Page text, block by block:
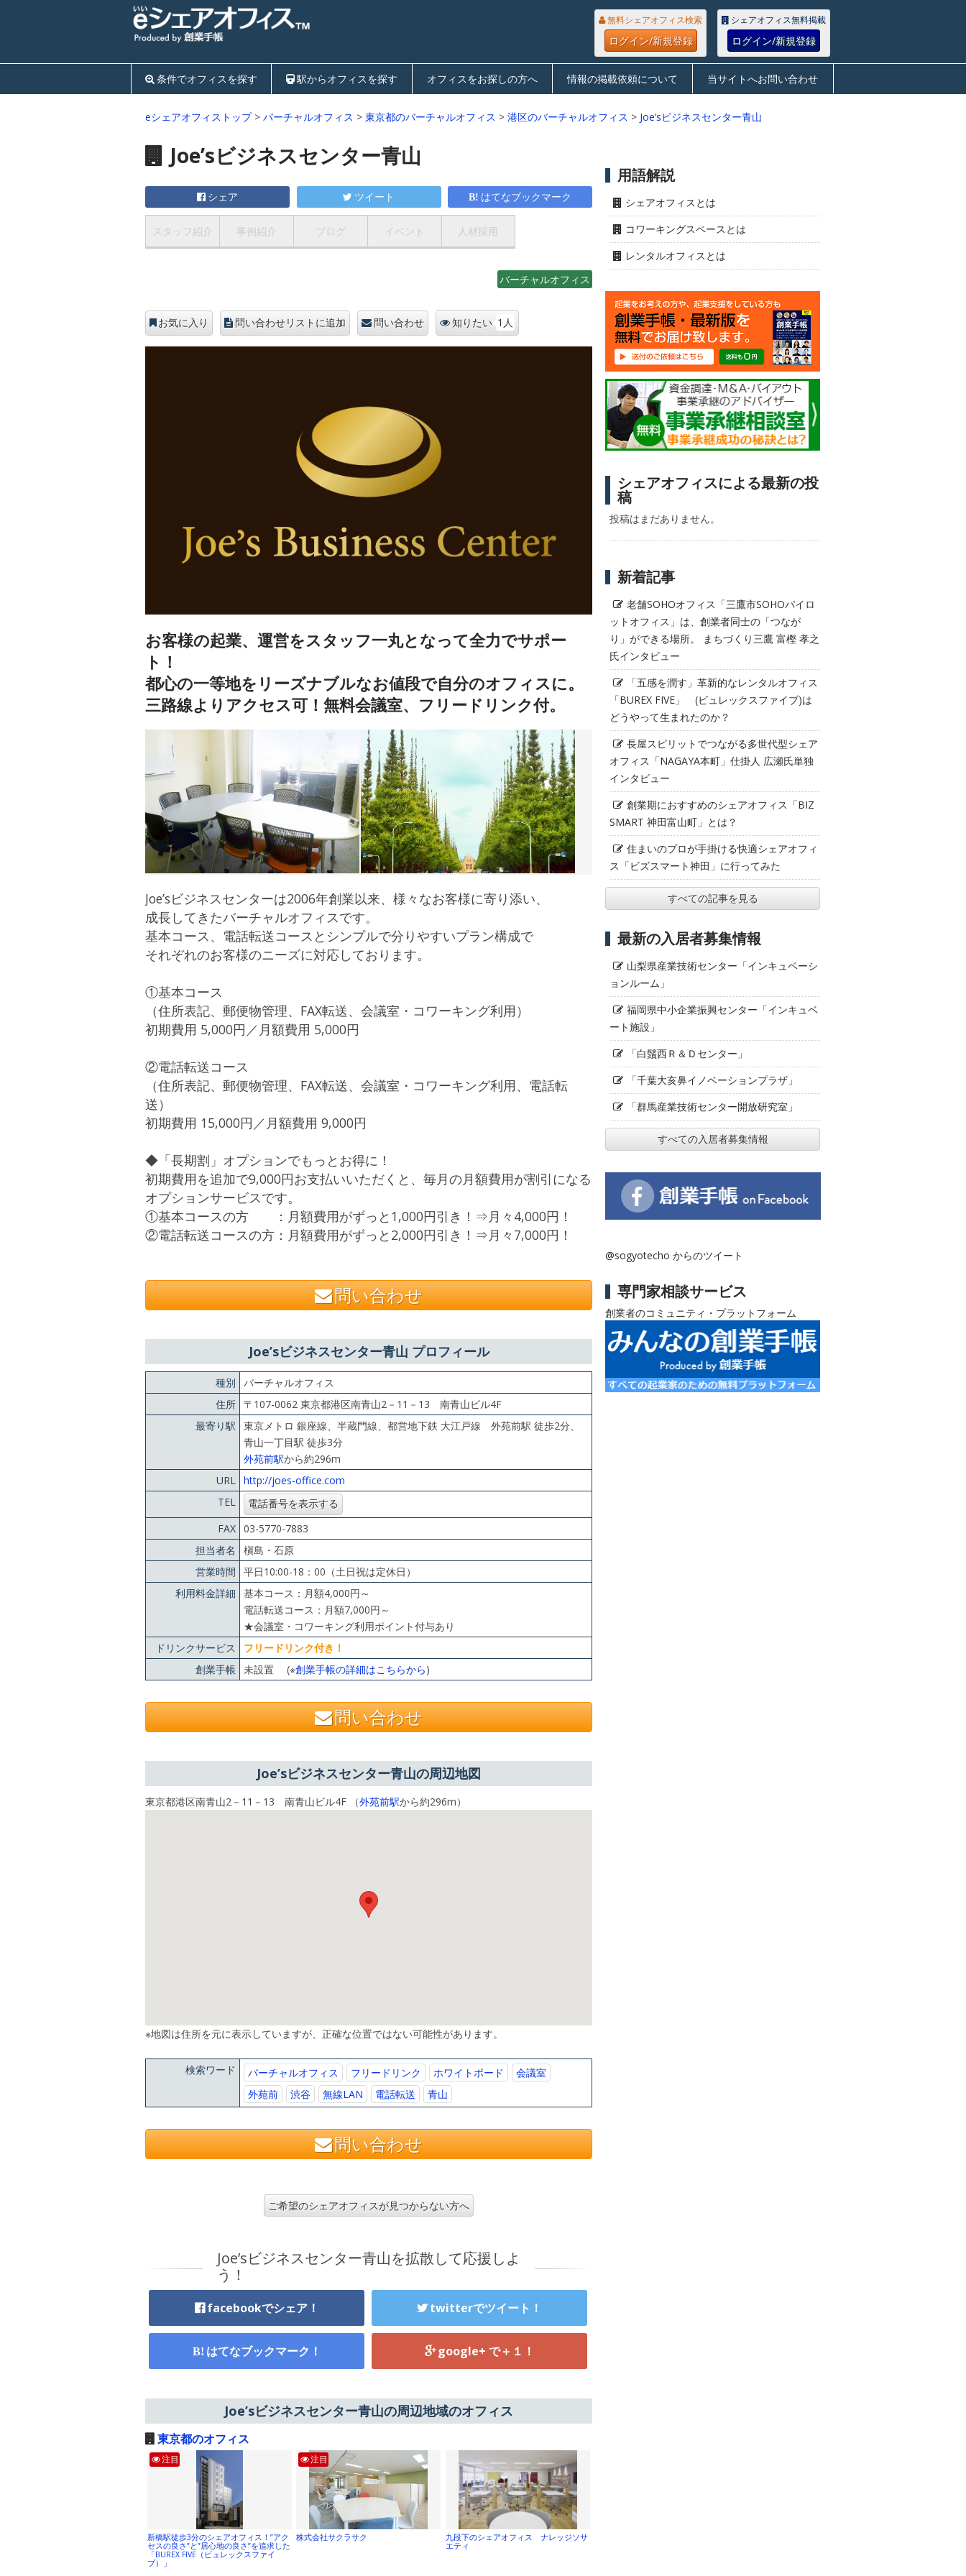
無料シェアオフィス検索
ログイン/新規登録
シェアオフィス無料掲載
ログイン/新規登録
条件でオフィスを探す 駅からオフィスを探す オフィスをお探しの方へ 情報の掲載依頼について 当サイトへお問い合わせ
eシェアオフィストップ> バーチャルオフィス > 東京都のバーチャルオフィス > 港区のバーチャルオフィス > Joe’sビジネスセンター青山
Joe’sビジネスセンター青山
シェア ツイート はてなブックマーク
スタッフ紹介 事例紹介 ブログ イベント 人材採用
バーチャルオフィス
お気に入り 問い合わせリストに追加 問い合わせ 知りたい 1人
お客様の起業、運営をスタッフ一丸となって全力でサポー
ト！
都心の一等地をリーズナブルなお値段で自分のオフィスに。
三路線よりアクセス可！無料会議室、フリードリンク付。
Joe’sビジネスセンターは2006年創業以来、様々なお客様に寄り添い、
成長してきたバーチャルオフィスです。
基本コース、電話転送コースとシンプルで分りやすいプラン構成で
それぞれのお客様のニーズに対応しております。
①基本コース
（住所表記、郵便物管理、FAX転送、会議室・コワーキング利用）
初期費用 5,000円／月額費用 5,000円
②電話転送コース
（住所表記、郵便物管理、FAX転送、会議室・コワーキング利用、電話転
送）
初期費用 15,000円／月額費用 9,000円
◆「長期割」オプションでもっとお得に！
初期費用を追加で9,000円お支払いいただくと、毎月の月額費用が割引になる
オプションサービスです。
①基本コースの方 ：月額費用がずっと1,000円引き！⇒月々4,000円！
②電話転送コースの方：月額費用がずっと2,000円引き！⇒月々7,000円！
問い合わせ
Joe’sビジネスセンター青山 プロフィール
種別
バーチャルオフィス
住所
〒107-0062 東京都港区南青山2－11－13 南青山ビル4F
最寄り駅
東京メトロ 銀座線、半蔵門線、都営地下鉄 大江戸線 外苑前駅 徒歩2分、
青山一丁目駅 徒歩3分
外苑前駅から約296m
URL http://joes-office.com
TEL
FAX 03-5770-7883
担当者名
槇島・石原
営業時間
平日10:00-18：00（土日祝は定休日）
利用料金詳細
基本コース：月額4,000円～
電話転送コース：月額7,000円～
★会議室・コワーキング利用ポイント付与あり
ドリンクサービス
フリードリンク付き！
創業手帳 未設置 (※創業手帳の詳細はこちらから)
問い合わせ
Joe’sビジネスセンター青山の周辺地図
東京都港区南青山2－11－13 南青山ビル4F （外苑前駅から約296m）
※地図は住所を元に表示していますが、正確な位置ではない可能性があります。
検索ワード バーチャルオフィス フリードリンク ホワイトボード
会議室
外苑前
渋谷 無線LAN 電話転送 青山
問い合わせ
ご希望のシェアオフィスが見つからない方へ
Joe’sビジネスセンター青山を拡散して応援しよ
う！
facebookでシェア！ twitterでツイート！
はてなブックマーク！ google+ で＋１！
Joe’sビジネスセンター青山の周辺地域のオフィス
東京都のオフィス
注目
新橋駅徒歩3分のシェアオフィス！”アク
セスの良さ”と”居心地の良さ”を追求した
「BUREX FIVE（ビュレックスファイ
ブ）」
注目
株式会社サクラサク
九段下のシェアオフィス ナレッジソサ
エティ
用語解説
シェアオフィスとは
コワーキングスペースとは
レンタルオフィスとは
シェアオフィスによる最新の投
稿
投稿はまだありません。
新着記事
老舗SOHOオフィス「三鷹市SOHOパイロ
ットオフィス」は、創業者同士の「つなが
り」ができる場所。 まちづくり三鷹 富樫 孝之
氏インタビュー
「五感を潤す」革新的なレンタルオフィス
「BUREX FIVE」 (ビュレックスファイブ)は
どうやって生まれたのか？
長屋スピリットでつながる多世代型シェア
オフィス「NAGAYA本町」仕掛人 広瀬氏単独
インタビュー
創業期におすすめのシェアオフィス「BIZ
SMART 神田富山町」とは？
住まいのプロが手掛ける快適シェアオフィ
ス「ビズスマート神田」に行ってみた
すべての記事を見る
最新の入居者募集情報
山梨県産業技術センター「インキュベーシ
ョンルーム」
福岡県中小企業振興センター「インキュベ
ート施設」
「白鬚西Ｒ＆Ｄセンター」
「千葉大亥鼻イノベーションプラザ」
「群馬産業技術センター開放研究室」
すべての入居者募集情報
@sogyotecho からのツイート
専門家相談サービス
創業者のコミュニティ・プラットフォーム